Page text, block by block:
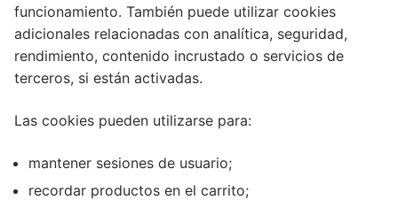
funcionamiento. También puede utilizar cookies
adicionales relacionadas con analítica, seguridad,
rendimiento, contenido incrustado o servicios de
terceros, si están activadas.
Las cookies pueden utilizarse para:
mantener sesiones de usuario;
recordar productos en el carrito;